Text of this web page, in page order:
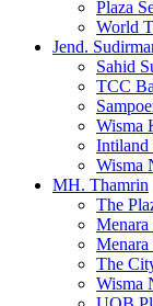
Plaza
World
Jend.
Sahid
TCC
Wisma
Intiland
Wisma
MH. Thamrin
The
The
Wisma